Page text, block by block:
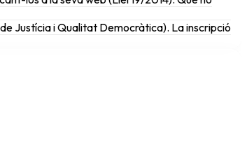
Justícia i Qualitat Democràtica). La inscripció